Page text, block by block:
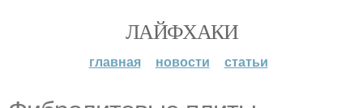
ЛАЙФХАКИ
главная новости статьи